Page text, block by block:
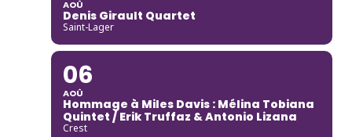
AOÛ
Denis Girault Quartet
Saint-Lager
06
AOÛ
Hommage à Miles Davis : Mélina Tobiana
Quintet / Erik Truffaz & Antonio Lizana
Crest